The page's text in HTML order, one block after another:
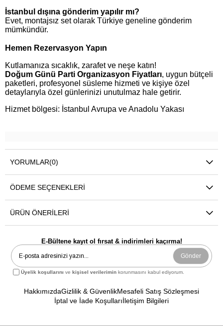
İstanbul dışına gönderim yapılır mı?
Evet, montajsız set olarak Türkiye geneline gönderim
mümkündür.
Hemen Rezervasyon Yapın
Kutlamanıza sıcaklık, zarafet ve neşe katın!
Doğum Günü Parti Organizasyon Fiyatları, uygun bütçeli
paketleri, profesyonel süsleme hizmeti ve kişiye özel
detaylarıyla özel günlerinizi unutulmaz hale getirir.
Hizmet bölgesi: İstanbul Avrupa ve Anadolu Yakası
YORUMLAR(0)
ÖDEME SEÇENEKLERI
ÜRÜN ÖNERILERI
E-Bültene kayıt ol fırsat & indirimleri kaçırma!
Gönder
Üyelik koşullarını vekişisel verilerimin korunmasını kabul ediyorum.
HakkımızdaGizlilik & GüvenlikMesafeli Satış Sözleşmesi
İptal ve İade Koşullarıİletişim Bilgileri